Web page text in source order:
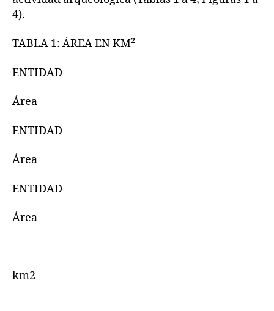
4).
TABLA 1: ÁREA EN KM²
ENTIDAD
Área
ENTIDAD
Área
ENTIDAD
Área
km2